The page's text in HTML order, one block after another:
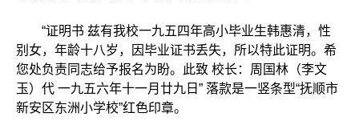
“证明书 兹有我校一九五四年高小毕业生韩惠清，性
别女，年龄十八岁，因毕业证书丢失，所以特此证明。希
您处负责同志给予报名为盼。此致 校长：周国林（李文
玉）代 一九五六年十一月廿九日” 落款是一竖条型“抚顺市
新安区东洲小学校”红色印章。